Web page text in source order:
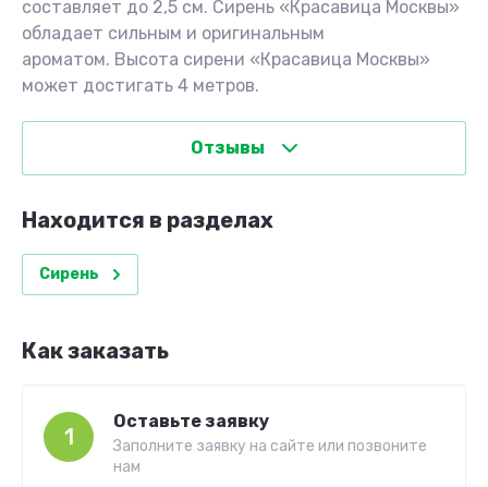
составляет до 2,5 см. Сирень «Красавица Москвы»
обладает сильным и оригинальным
ароматом. Высота сирени «Красавица Москвы»
может достигать 4 метров.
Отзывы
Находится в разделах
Сирень
Как заказать
1
Оставьте заявку
Заполните заявку на сайте или позвоните
нам